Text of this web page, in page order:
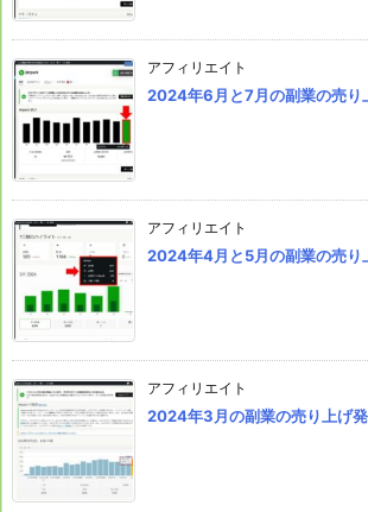
アフィリエイト
2024年6月と7月の副業の売り
アフィリエイト
2024年4月と5月の副業の売り
アフィリエイト
2024年3月の副業の売り上げ